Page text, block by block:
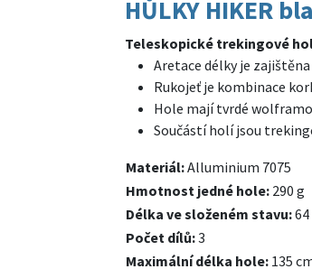
HŮLKY HIKER
Teleskopické trekingové
Aretace délky je
Rukojeť je kombinace
Hole mají tvrdé
Součástí holí jsou
Materiál:Alluminium 7075
Hmotnost jedné hole: 290 g
Délka ve složeném stavu:
Počet dílů:3
Maximální délka hole: 135